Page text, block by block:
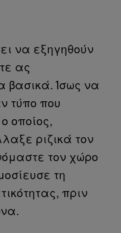
να εξηγηθούν
ας
βασικά. Ίσως να
τύπο που
οποίος,
ριζικά τον
τον χώρο
τη
πριν